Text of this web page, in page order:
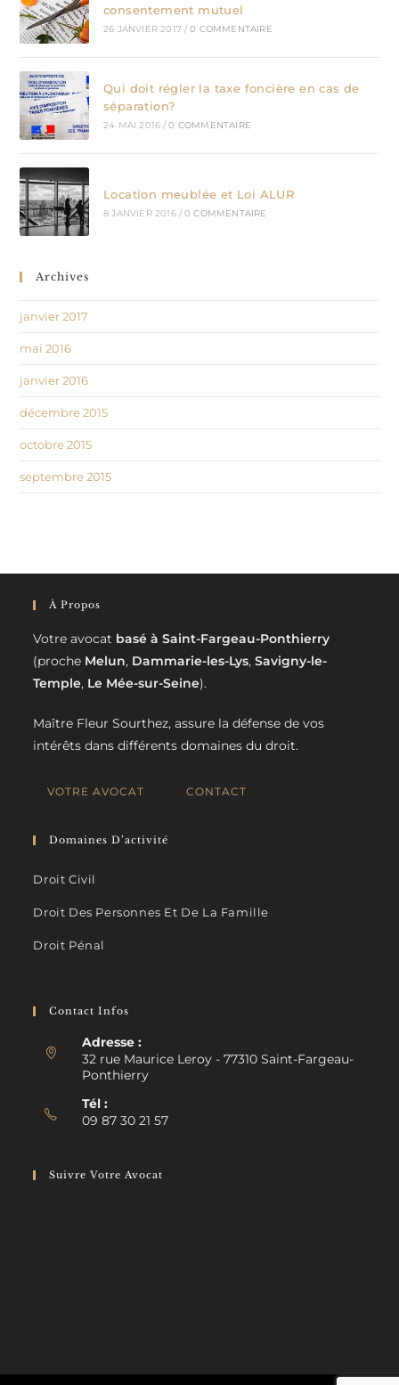
consentement mutuel
26 JANVIER 2017 / 0 COMMENTAIRE
Qui doit régler la taxe foncière en cas de
séparation?
24 MAI 2016 / 0 COMMENTAIRE
Location meublée et Loi ALUR
8 JANVIER 2016 / 0 COMMENTAIRE
Archives
janvier 2017
mai 2016
janvier 2016
décembre 2015
octobre 2015
septembre 2015
À Propos
Votre avocat basé à Saint-Fargeau-Ponthierry
(proche Melun, Dammarie-les-Lys,Savigny-le-
Temple, Le Mée-sur-Seine).
Maître Fleur Sourthez, assure la défense de vos
intérêts dans différents domaines du droit.
VOTRE AVOCAT CONTACT
Domaines D’activité
Droit Civil
Droit Des Personnes Et De La Famille
Droit Pénal
Contact Infos
Adresse :
32 rue Maurice Leroy - 77310 Saint-Fargeau-
Ponthierry
Tél :
09 87 30 21 57
Suivre Votre Avocat